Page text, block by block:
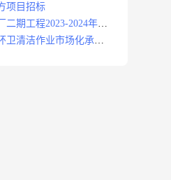
项目招标
二期工程2023-2024年度
公告
卫清洁作业市场化承包